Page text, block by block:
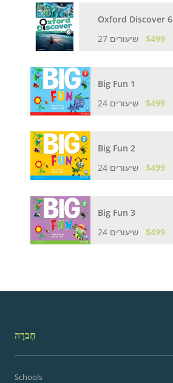
Oxford Discover 6
$499
Big Fun 1
$499
Big Fun 2
$499
Big Fun 3
$499
חֶברָה
Schools